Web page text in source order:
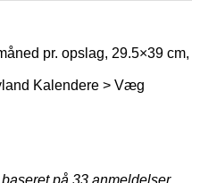
pr. opslag, 29.5×39 cm,
Kalendere > Væg
på 33 anmeldelser